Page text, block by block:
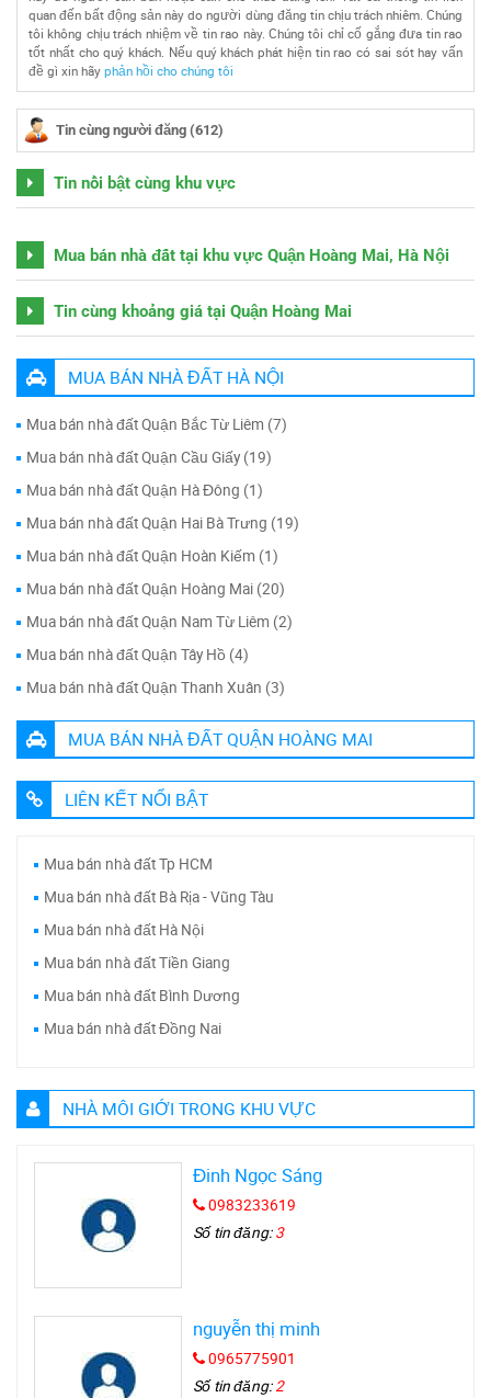
quan đến bất động sản này do người dùng đăng tin chịu trách nhiêm. Chúng
tôi không chịu trách nhiệm về tin rao này. Chúng tôi chỉ cố gắng đưa tin rao
tốt nhất cho quý khách. Nếu quý khách phát hiện tin rao có sai sót hay vấn
đề gì xin hãy phản hồi cho chúng tôi
Tin cùng người đăng (612)
Tin nổi bật cùng khu vực
Mua bán nhà đất tại khu vực Quận Hoàng Mai, Hà Nội
Tin cùng khoảng giá tại Quận Hoàng Mai
MUA BÁN NHÀ ĐẤT HÀ NỘI
Mua bán nhà đất Quận Bắc Từ Liêm (7)
Mua bán nhà đất Quận Cầu Giấy (19)
Mua bán nhà đất Quận Hà Đông (1)
Mua bán nhà đất Quận Hai Bà Trưng (19)
Mua bán nhà đất Quận Hoàn Kiếm (1)
Mua bán nhà đất Quận Hoàng Mai (20)
Mua bán nhà đất Quận Nam Từ Liêm (2)
Mua bán nhà đất Quận Tây Hồ (4)
Mua bán nhà đất Quận Thanh Xuân (3)
MUA BÁN NHÀ ĐẤT QUẬN HOÀNG MAI
LIÊN KẾT NỔI BẬT
Mua bán nhà đất Tp HCM
Mua bán nhà đất Bà Rịa - Vũng Tàu
Mua bán nhà đất Hà Nội
Mua bán nhà đất Tiền Giang
Mua bán nhà đất Bình Dương
Mua bán nhà đất Đồng Nai
NHÀ MÔI GIỚI TRONG KHU VỰC
Đinh Ngọc Sáng
0983233619
Số tin đăng:3
nguyễn thị minh
0965775901
Số tin đăng:2